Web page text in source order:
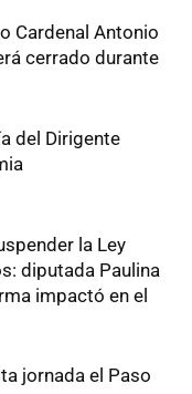
Cardenal Antonio
cerrado durante
del Dirigente
la Ley
diputada Paulina
impactó en el
jornada el Paso